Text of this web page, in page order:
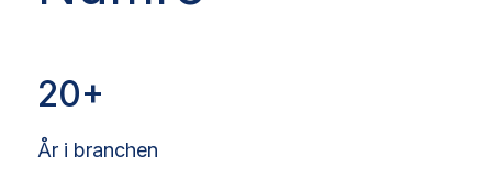
20
År i branchen